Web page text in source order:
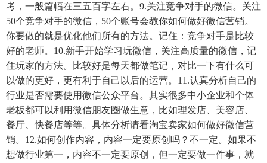
考，一般篇幅在三五百字左右。9.关注竞争对手的微信。关注
50个竞争对手的微信，50个账号会教你如何做好微信营销。
你要做的就是优化他们所有的方法。记住：竞争对手是比较
好的老师。10.新手开始学习玩微信，关注高质量的微信，记
住玩家的方法。比较好是每天都做笔记，对比一下有什么可
以做的更好，更有利于自己以后的运营。11.认真分析自己的
行业是否需要使用微信公众平台。其实很多中小企业和个体
老板都可以利用微信朋友圈做生意，比如理发店、美容店、
餐厅、快餐店等等。具体分析请看淘宝卖家如何做好微信营
销。12.如何创作内容，内容一定要原创吗？不一定。如果不
想做行业第一，内容不一定要原创，但一定要做一件事，就